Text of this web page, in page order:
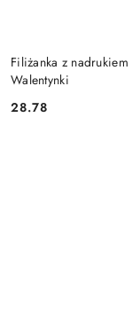
Filiżanka z
Walentynki
Cena:
28.78